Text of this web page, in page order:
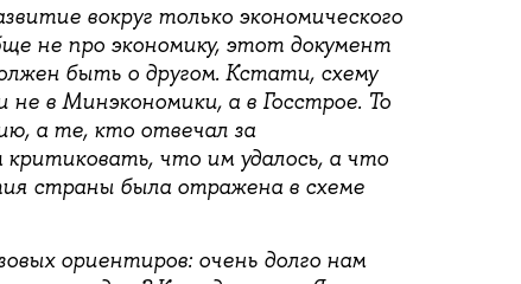
вокруг только экономического
не про экономику, этот документ
быть о другом. Кстати, схему
не в Минэкономики, а в Госстрое. То
а те, кто отвечал за
что им удалось, а что
страны была отражена в схеме
ориентиров: очень долго нам